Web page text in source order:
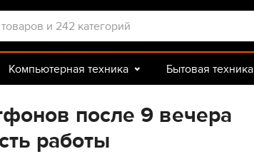
Компьютерная техника Бытовая техника
после 9 вечера
работы